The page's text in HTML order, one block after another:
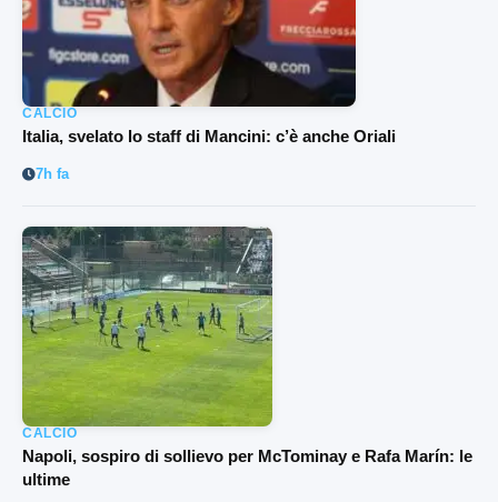
CALCIO
Italia, svelato lo staff di Mancini: c’è anche Oriali
7h fa
CALCIO
Napoli, sospiro di sollievo per McTominay e Rafa Marín: le
ultime